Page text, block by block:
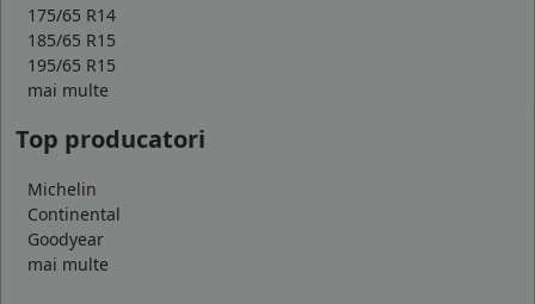
175/65 R14
185/65 R15
195/65 R15
mai multe
Top producatori
Michelin
Continental
Goodyear
mai multe